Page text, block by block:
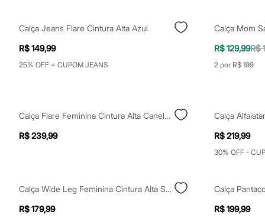
Calçados
Botas
Chinelos
Sapatos
Sandálias e Papetes
Camisetas
Calçados
Pijamas
Moda praia
Personagens
Calça Jeans Flare Cintura Alta Azul
R$ 149,99
25% OFF = CUPOM JEANS
R$ 129,99R$
2 por R$ 199
Calça Flare Feminina Cintura Alta Canelada Bege
R$ 239,99
R$ 219,99
30% OFF -
Calça Wide Leg Feminina Cintura Alta Sawary Preta
R$ 179,99
R$ 199,99